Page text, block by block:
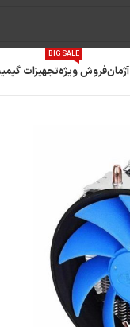
آژمانفروش ویژه
BIG SALE
تجهیزات